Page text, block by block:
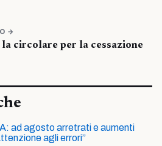
→
circolare per la cessazione